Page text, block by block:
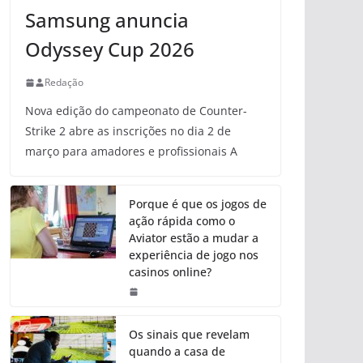
Samsung anuncia
Odyssey Cup 2026
Redação
Nova edição do campeonato de Counter-
Strike 2 abre as inscrições no dia 2 de
março para amadores e profissionais A
Porque é que os jogos de
ação rápida como o
Aviator estão a mudar a
experiência de jogo nos
casinos online?
Os sinais que revelam
quando a casa de